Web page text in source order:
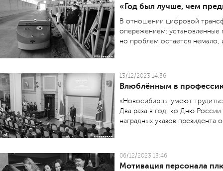
«Год был лучше, чем
В отношении цифровой
опережением: установленные
но проблем остается немало,
13/12/2023 14:36
Влюблённым в
«Новосибирцы умеют
Два раза в год, ко Дню
наградных указов президента
06/12/2023 13:46
Мотивация персонала